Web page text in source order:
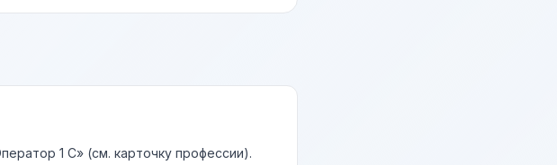
1 С» (см. карточку профессии).